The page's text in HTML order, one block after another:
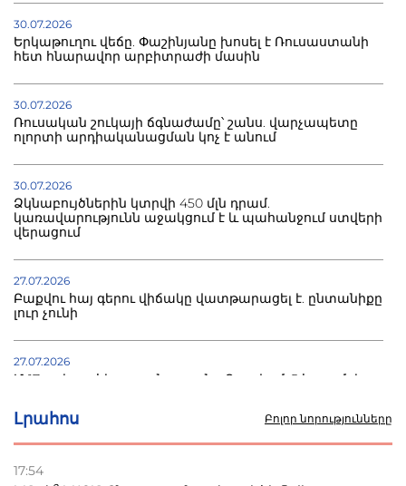
Լրահոս Բոլոր նորությունները
17:54
30.07.2026
Երկաթուղու վեճը. Փաշինյանը խոսել է Ռուսաստանի
հետ հնարավոր արբիտրաժի մասին
30.07.2026
Ռուսական շուկայի ճգնաժամը՝ շանս. վարչապետը
ոլորտի արդիականացման կոչ է անում
30.07.2026
Ձկնաբույծներին կտրվի 450 մլն դրամ.
կառավարությունն աջակցում է և պահանջում ստվերի
վերացում
27.07.2026
Բաքվու հայ գերու վիճակը վատթարացել է. ընտանիքը
լուր չունի
27.07.2026
Մ-17 աշխարհի առաջնությունը Բաքվում. 5 հայ ըմբիշ
22.07.2026
տուժածներ կան